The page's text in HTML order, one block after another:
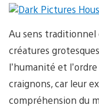
Au sens traditionnel
créatures
l’humanité et
craignons, car leur
compréhension du